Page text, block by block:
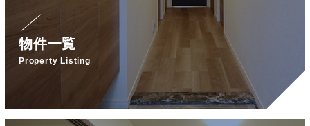
物件一覧
Property Listing